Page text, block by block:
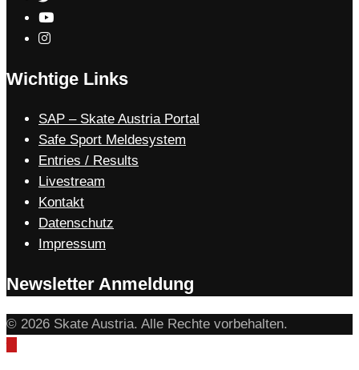
Wichtige Links
SAP – Skate Austria Portal
Safe Sport Meldesystem
Entries / Results
Livestream
Kontakt
Datenschutz
Impressum
Newsletter Anmeldung
© 2026 Skate Austria. Alle Rechte vorbehalten.